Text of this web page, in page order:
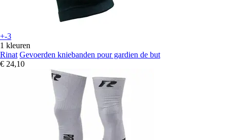
+-3
1 kleuren
Rinat Gevoerden kniebanden pour gardien de but
€ 24,10